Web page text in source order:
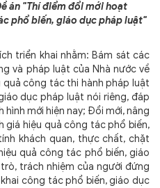
án "Thí điểm đổi mới hoạt
phổ biến, giáo dục pháp luật"
triển khai nhằm: Bám sát các
và pháp luật của Nhà nước về
quả công tác thi hành pháp luật
dục pháp luật nói riêng, đáp
mới hiện nay; Đổi mới, nâng
hiệu quả công tác phổ biến,
khách quan, thực chất, chặt
quả công tác phổ biến, giáo
trách nhiệm của người đứng
công tác phổ biến, giáo dục